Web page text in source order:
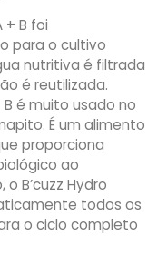
+ B foi
para o cultivo
nutritiva é filtrada
é reutilizada.
B é muito usado no
É um alimento
proporciona
ao
B’cuzz Hydro
todos os
o ciclo completo